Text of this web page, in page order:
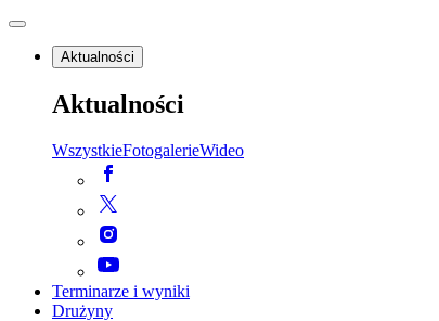
Aktualności
Aktualności
WszystkieFotogalerieWideo
Terminarze i wyniki
Drużyny